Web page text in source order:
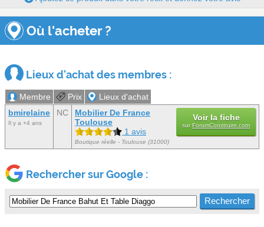
Où l'acheter ?
Lieux d'achat des membres :
Membre Prix
Lieux d'achat
bmirelaine
Il y a +4 ans
NC
Mobilier De France
Toulouse
1 avis
Boutique réelle - Toulouse (31000)
Voir la fiche
surForumConstruire.com
Rechercher sur Google :